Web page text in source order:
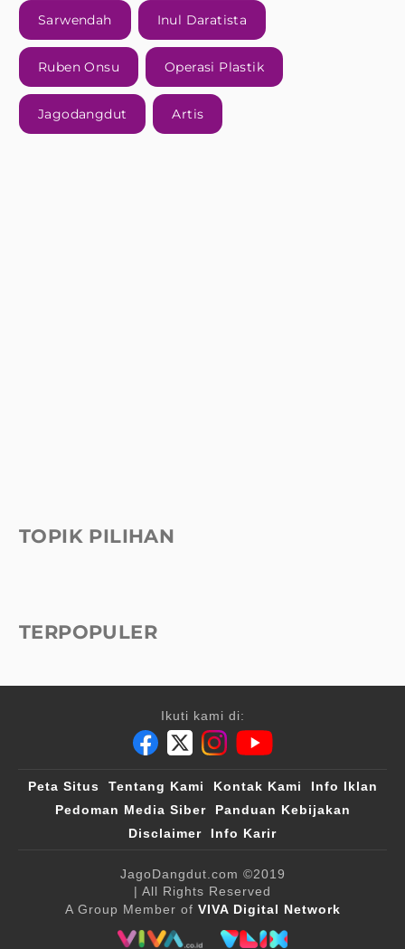
Sarwendah Inul Daratista
Ruben Onsu Operasi Plastik
Jagodangdut Artis
TOPIK PILIHAN
TERPOPULER
Ikuti kami di:
Peta Situs Tentang Kami Kontak Kami
Info Iklan
Pedoman Media Siber
Panduan Kebijakan
Disclaimer
Info Karir
JagoDangdut.com ©2019
| All Rights Reserved
A Group Member of VIVA Digital Network